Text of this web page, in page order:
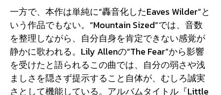
一方で、本作は単純に“轟音化したEaves Wilder”と
いう作品でもない。“Mountain Sized”では、音数
を整理しながら、自分自身を肯定できない感覚が
静かに歌われる。Lily Allenの“The Fear”から影響
を受けたと語られるこの曲では、自分の弱さや浅
ましさを隠さず提示すること自体が、むしろ誠実
さとして機能している。アルバムタイトル『Little